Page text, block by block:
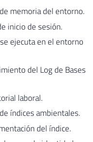
memoria del entorno.
inicio de sesión.
ejecuta en el entorno
del Log de Bases
laboral.
índices ambientales.
del índice.